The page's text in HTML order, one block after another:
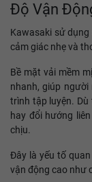
Độ Vận
Kawasaki sử
cảm giác nhẹ và
Bề mặt vải mềm
nhanh, giúp
trình tập luyện. Dù
hay đổi hướng
chịu.
Đây là yếu tố
vận động cao như